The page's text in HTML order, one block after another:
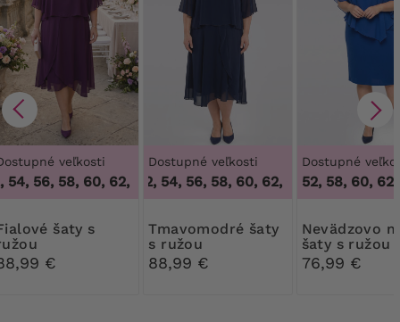
veľkosti
56, 58, 60, 62, 64 ,50, 52, 54, 56, 58, 60, 62, 64
s
€
Dostupné veľkosti
50, 52, 54, 56, 58, 60, 62, 64 ,50, 52, 54,
Tmavomodré šaty
s ružou
88,99 €
Dostupné
52, 58, 60,
Nevädzovo modré
šaty s ružou
76,99 €